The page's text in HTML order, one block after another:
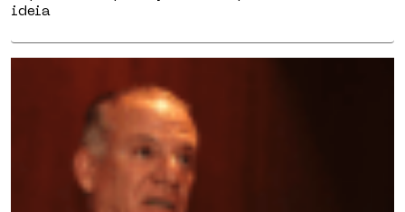
ideia